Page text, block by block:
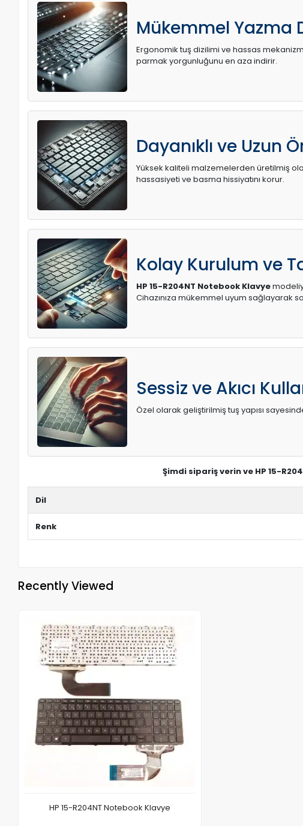
Mükemmel Yazma
Ergonomik tuş dizilimi ve hassas
parmak yorgunluğunu en aza indirir.
Dayanıklı ve Uzun
Yüksek kaliteli malzemelerden üretilmiş
hassasiyeti ve basma hissiyatını korur.
Kolay Kurulum ve
HP 15-R204NT Notebook Klavye
Cihazınıza mükemmel uyum sağlayarak
Sessiz ve Akıcı
Özel olarak geliştirilmiş tuş yapısı
Şimdi sipariş verin ve HP 15-
Dil
Renk
Recently Viewed
HP 15-R204NT Notebook Klavye